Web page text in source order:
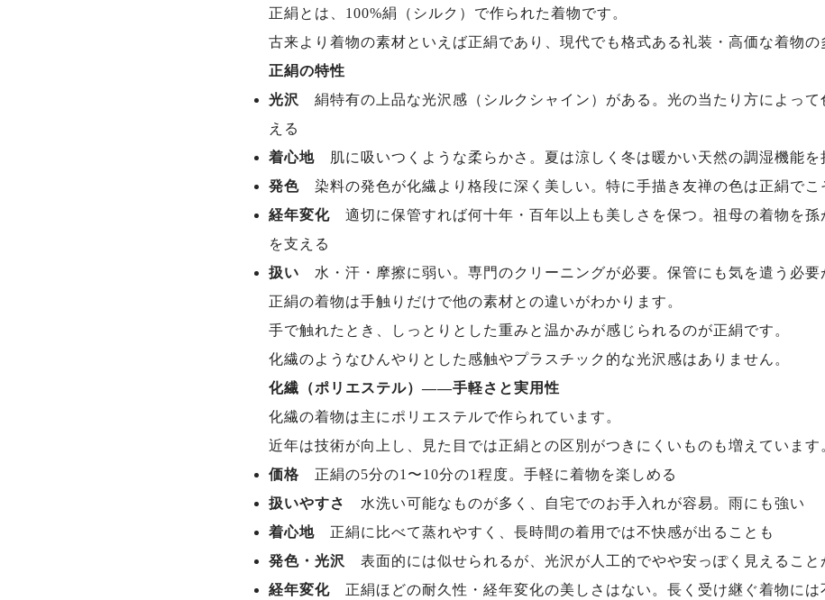
正絹とは、100%絹（シルク）で作られた着物です。
古来より着物の素材といえば正絹であり、現代でも格式ある礼装・高価な着物の
正絹の特性
光沢 絹特有の上品な光沢感（シルクシャイン）がある。光の当たり方によって
える
着心地
肌に吸いつくような柔らかさ。夏は涼しく冬は暖かい天然の調湿機能を
発色 染料の発色が化繊より格段に深く美しい。特に手描き友禅の色は正絹でこ
経年変化 適切に保管すれば何十年・百年以上も美しさを保つ。祖母の着物を孫
を支える
扱い 水・汗・摩擦に弱い。専門のクリーニングが必要。保管にも気を遣う必要
正絹の着物は手触りだけで他の素材との違いがわかります。
手で触れたとき、しっとりとした重みと温かみが感じられるのが正絹です。
化繊のようなひんやりとした感触やプラスチック的な光沢感はありません。
化繊（ポリエステル）——手軽さと実用性
化繊の着物は主にポリエステルで作られています。
近年は技術が向上し、見た目では正絹との区別がつきにくいものも増えています
価格 正絹の5分の1〜10分の1程度。手軽に着物を楽しめる
扱いやすさ 水洗い可能なものが多く、自宅でのお手入れが容易。雨にも強い
着心地 正絹に比べて蒸れやすく、長時間の着用では不快感が出ることも
発色・光沢 表面的には似せられるが、光沢が人工的でやや安っぽく見えること
経年変化 正絹ほどの耐久性・経年変化の美しさはない。長く受け継ぐ着物には